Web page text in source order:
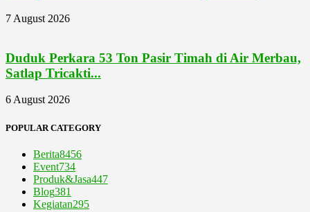
7 August 2026
Duduk Perkara 53 Ton Pasir Timah di Air Merbau,
Satlap Tricakti...
6 August 2026
POPULAR CATEGORY
Berita8456
Event734
Produk&Jasa447
Blog381
Kegiatan295